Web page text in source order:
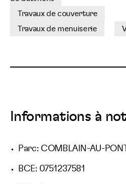
Travaux de couverture
Travaux de menuiserie
Informations à
Parc: COMBLAIN-AU-PONT
BCE: 0751237581